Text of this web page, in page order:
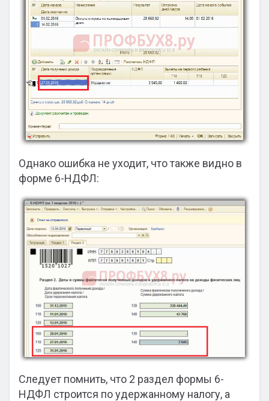
Однако ошибка не уходит, что также видно в
форме 6-НДФЛ:
Следует помнить, что 2 раздел формы 6-
НДФЛ строится по удержанному налогу, а